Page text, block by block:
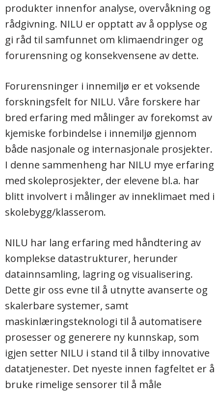
produkter innenfor analyse, overvåkning og
rådgivning. NILU er opptatt av å opplyse og
gi råd til samfunnet om klimaendringer og
forurensning og konsekvensene av dette.
Forurensninger i innemiljø er et voksende
forskningsfelt for NILU. Våre forskere har
bred erfaring med målinger av forekomst av
kjemiske forbindelse i innemiljø gjennom
både nasjonale og internasjonale prosjekter.
I denne sammenheng har NILU mye erfaring
med skoleprosjekter, der elevene bl.a. har
blitt involvert i målinger av inneklimaet med i
skolebygg/klasserom.
NILU har lang erfaring med håndtering av
komplekse datastrukturer, herunder
datainnsamling, lagring og visualisering.
Dette gir oss evne til å utnytte avanserte og
skalerbare systemer, samt
maskinlæringsteknologi til å automatisere
prosesser og generere ny kunnskap, som
igjen setter NILU i stand til å tilby innovative
datatjenester. Det nyeste innen fagfeltet er å
bruke rimelige sensorer til å måle